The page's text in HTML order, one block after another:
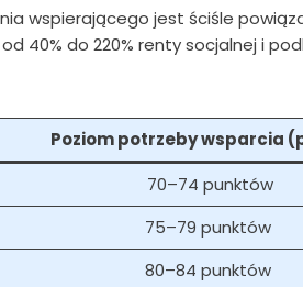
wspierającego jest ściśle
40% do 220% renty socjalnej i
Poziom potrzeby wsparcia
70–74 punktów
75–79 punktów
80–84 punktów